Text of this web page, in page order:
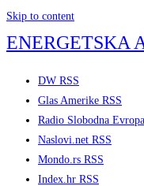
Skip to content
ENERGETSKA
DW RSS
Glas Amerike RSS
Radio Slobodna
Naslovi.net RSS
Mondo.rs RSS
Index.hr RSS